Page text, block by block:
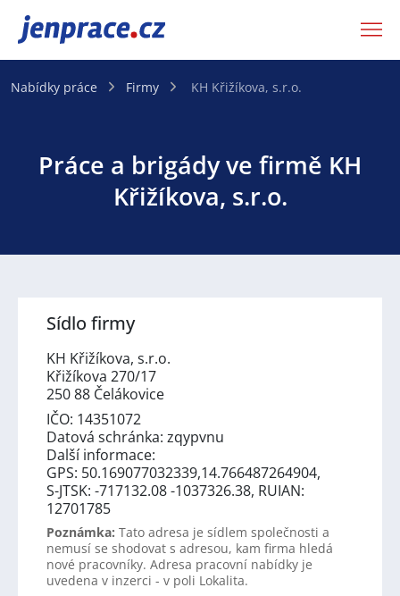
JenPráce.cz
Nabídky práce Firmy KH Křižíkova, s.r.o.
Práce a brigády ve firmě KH
Křižíkova, s.r.o.
Sídlo firmy
KH Křižíkova, s.r.o.
Křižíkova 270/17
250 88 Čelákovice
IČO: 14351072
Datová schránka: zqypvnu
Další informace:
GPS: 50.169077032339,14.766487264904,
S-JTSK: -717132.08 -1037326.38, RUIAN:
12701785
Poznámka: Tato adresa je sídlem společnosti a
nemusí se shodovat s adresou, kam firma hledá
nové pracovníky. Adresa pracovní nabídky je
uvedena v inzerci - v poli Lokalita.